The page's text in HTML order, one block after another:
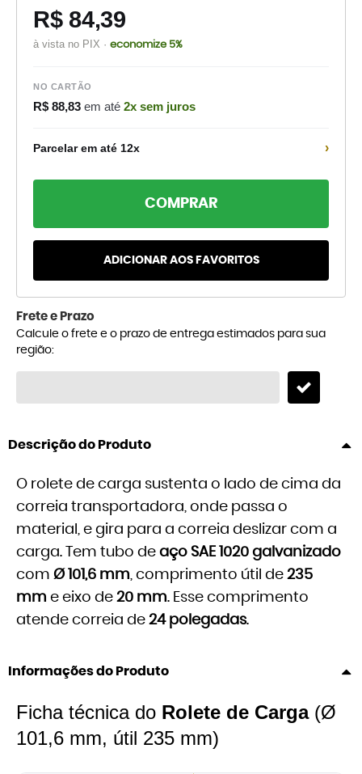
R$ 84,39
à vista no PIX · economize 5%
NO CARTÃO
R$ 88,83 em até 2x sem juros
Parcelar em até 12x ›
COMPRAR
ADICIONAR AOS FAVORITOS
Frete e Prazo
Calcule o frete e o prazo de entrega estimados para sua
região:
Descrição do Produto
O rolete de carga sustenta o lado de cima da
correia transportadora, onde passa o
material, e gira para a correia deslizar com a
carga. Tem tubo de aço SAE 1020 galvanizado
com Ø 101,6 mm, comprimento útil de 235
mm e eixo de 20 mm. Esse comprimento
atende correia de 24 polegadas.
Informações do Produto
Ficha técnica do Rolete de Carga(Ø
101,6 mm, útil 235 mm)